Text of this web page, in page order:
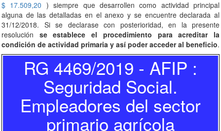
$ 17.509,20 ) siempre que desarrollen como actividad principal
alguna de las detalladas en el anexo y se encuentre declarada al
31/12/2018. Si se declarase con posterioridad, en la presente
resolución se establece el procedimiento para acreditar la
condición de actividad primaria y así poder acceder al beneficio.
RG 4469/2019 - AFIP :
Seguridad Social.
Empleadores del sector
primario agrícola